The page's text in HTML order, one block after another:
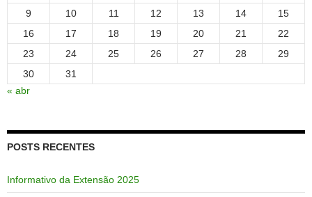
9
10 11 12 13 14
15
16
17 18 19 20 21
22
23
24 25 26 27 28
29
30
31
« abr
POSTS RECENTES
Informativo da Extensão 2025